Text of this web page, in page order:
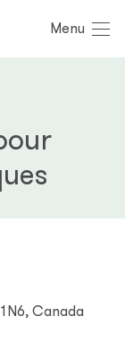
Menu
Canada